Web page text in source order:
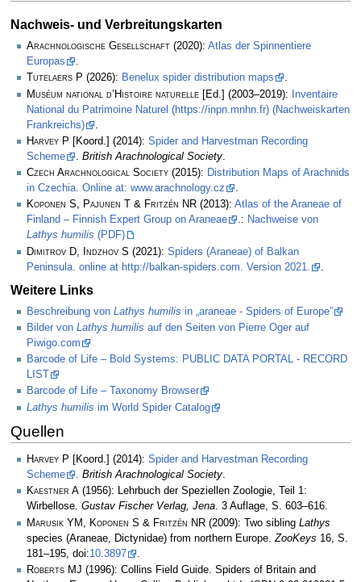
Nachweis- und Verbreitungskarten
Arachnologische Gesellschaft (2020): Atlas der Spinnentiere
Europas
.
Tutelaers P (2026): Benelux spider distribution maps
.
Muséum national d’Histoire naturelle [Ed.] (2003–2019):
Inventaire
National du Patrimoine Naturel (https://inpn.mnhn.fr) (Nachweiskarten
Frankreichs)
Harvey P [Koord.] (2014): Spider and Harvestman Recording
Scheme
British Arachnological Society
Czech Arachnological Society (2015): Distribution Maps of Arachnids
in Czechia. Online at: www.arachnology.cz
.
Koponen S, Pajunen T & Fritzén NR (2013): Atlas of the Araneae of
Finland – Finnish Expert Group on Araneae
.: Nachweise von
Lathys humilis (PDF)
Dimitrov D, Indzhov S (2021): Spiders (Araneae) of Balkan
Peninsula. online at http://balkan-spiders.com. Version 2021.
Weitere Links
Beschreibung von Lathys humilis in „araneae - Spiders of Europe”
Bilder von Lathys humilis auf den Seiten von Pierre Oger auf
Piwigo.com
Barcode of Life – Bold Systems: PUBLIC DATA PORTAL - RECORD
LIST
Barcode of Life – Taxonomy Browser
Lathys humilis im World Spider Catalog
Quellen
Harvey P [Koord.] (2014): Spider and Harvestman Recording
Scheme
. British Arachnological Society.
Kaestner A (1956): Lehrbuch der Speziellen Zoologie, Teil 1:
Wirbellose. Gustav Fischer Verlag, Jena. 3 Auflage, S. 603–616.
Marusik YM, Koponen S & Fritzén NR (2009): Two sibling Lathys
species (Araneae, Dictynidae) from northern Europe. ZooKeys 16, S.
181–195, doi:10.3897
Roberts MJ (1996): Collins Field Guide. Spiders of Britain and